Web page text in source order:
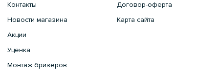
Контакты
Новости магазина
Акции
Уценка
Монтаж бризеров
Договор-оферта
Карта сайта